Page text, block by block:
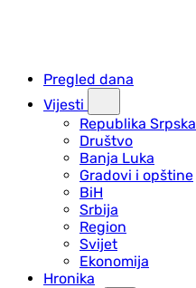
Pregled dana
Vijesti
Republika Srpska
Društvo
Banja Luka
Gradovi i opštine
BiH
Srbija
Region
Svijet
Ekonomija
Hronika